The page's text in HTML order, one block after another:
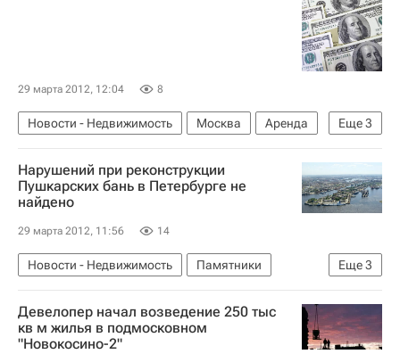
29 марта 2012, 12:04 8
Еще3
Новости - Недвижимость Москва
Аренда
Элитное жилье
Жилье Россия
Нарушений при реконструкции
Пушкарских бань в Петербурге не
найдено
29 марта 2012, 11:56 14
Еще3
Новости - Недвижимость
Памятники
Реконструкция
Городская среда Россия
Девелопер начал возведение 250 тыс
кв м жилья в подмосковном
"Новокосино-2"